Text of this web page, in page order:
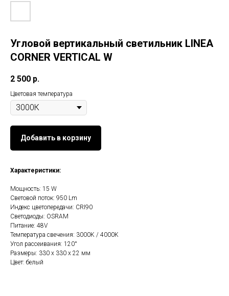
Угловой вертикальный светильник LINEA
CORNER VERTICAL W
2 500 р.
Цветовая температура
Добавить в корзину
Характеристики:
Мощность: 15 W
Световой поток: 950 Lm
Индекс цветопередачи: CRI90
Светодиоды: OSRAM
Питание: 48V
Температура свечения: 3000K / 4000K
Угол рассеивания: 120°
Размеры: 330 х 330 х 22 мм
Цвет: белый